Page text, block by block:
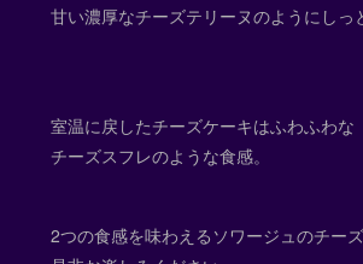
甘い濃厚なチーズテリーヌのようにしっ
室温に戻したチーズケーキはふわふわな
チーズスフレのような食感。
2つの食感を味わえるソワージュのチー